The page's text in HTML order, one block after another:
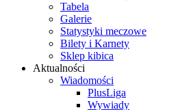
Tabela
Galerie
Statystyki meczowe
Bilety i Karnety
Sklep kibica
Aktualności
Wiadomości
PlusLiga
Wywiady